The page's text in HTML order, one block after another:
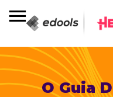
O Guia